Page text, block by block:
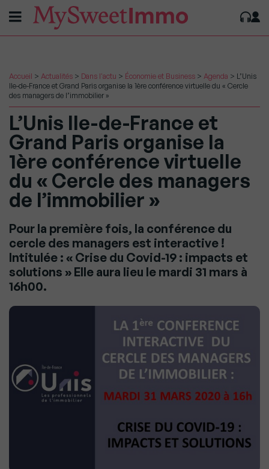
Accueil > Actualités > Dans l'actu > Économie et Business > Agenda > L’Unis
Ile-de-France et Grand Paris organise la 1ère conférence virtuelle du « Cercle
des managers de l’immobilier »
L’Unis Ile-de-France et
Grand Paris organise la
1ère conférence virtuelle
du « Cercle des managers
de l’immobilier »
Pour la première fois, la conférence du
cercle des managers est interactive !
Intitulée : « Crise du Covid-19 : impacts et
solutions » Elle aura lieu le mardi 31 mars à
16h00.